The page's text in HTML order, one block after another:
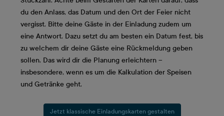
du den Anlass, das Datum und den Ort der Feier nicht
vergisst. Bitte deine Gäste in der Einladung zudem um
eine Antwort. Dazu setzt du am besten ein Datum fest, bis
zu welchem dir deine Gäste eine Rückmeldung geben
sollen. Das wird dir die Planung erleichtern –
insbesondere, wenn es um die Kalkulation der Speisen
und Getränke geht.
Jetzt klassische Einladungskarten gestalten